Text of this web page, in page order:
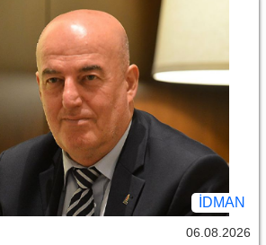
İDMAN
06.08.2026